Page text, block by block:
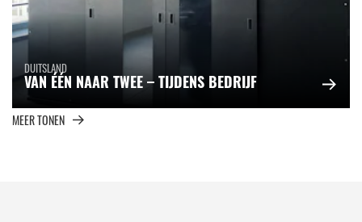
DUITSLAND
VAN ÉÉN NAAR TWEE – TIJDENS BEDRIJF
MEER TONEN